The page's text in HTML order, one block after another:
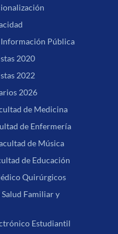
Información Pública
2020
2022
2026
de Medicina
de Enfermería
de Música
de Educación
Quirúrgicos
Familiar y
Estudiantil